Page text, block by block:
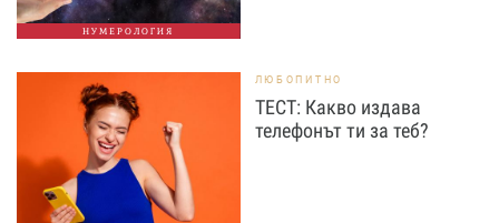
НУМЕРОЛОГИЯ
ЛЮБОПИТНО
ТЕСТ: Какво издава
телефонът ти за теб?